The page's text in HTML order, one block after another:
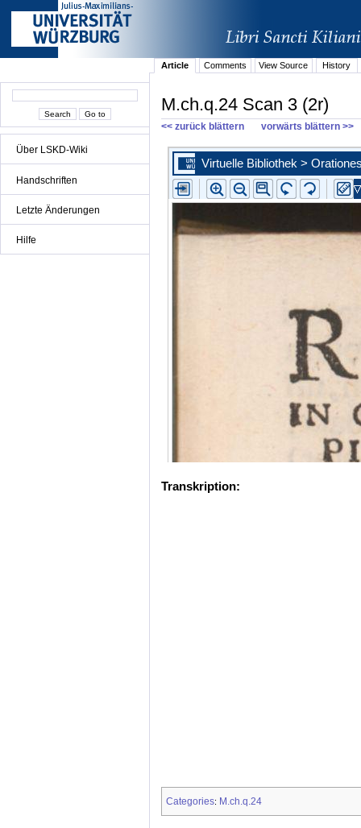
Über LSKD-Wiki
Handschriften
Letzte Änderungen
Hilfe
Article Comments View Source History
M.ch.q.24 Scan 3 (2r)
<< zurück blättern vorwärts blättern >>
Transkription:
Categories: M.ch.q.24